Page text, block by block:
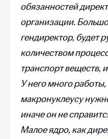
обязанностей
организации.
гендиректор, будет
количеством
транспорт веществ,
У него много
макронуклеусу
иначе он не
Малое ядро, как